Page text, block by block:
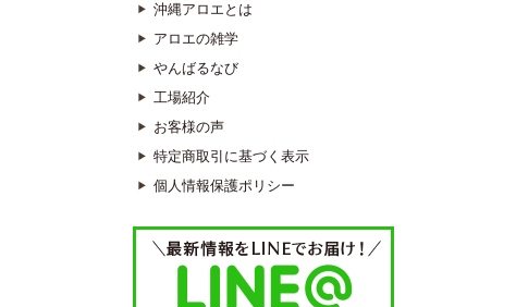
沖縄アロエとは
アロエの雑学
やんばるなび
工場紹介
お客様の声
特定商取引に基づく表示
個人情報保護ポリシー